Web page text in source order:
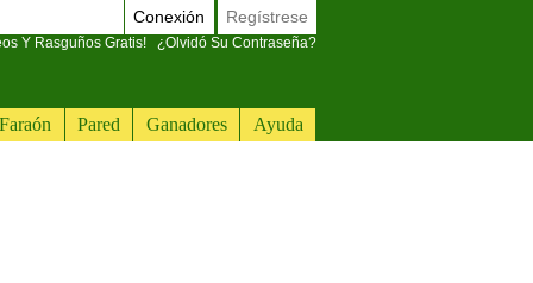
Faraón Pared Ganadores Ayuda
Conexión Regístrese
Y Rasguños Gratis! ¿Olvidó Su Contraseña?